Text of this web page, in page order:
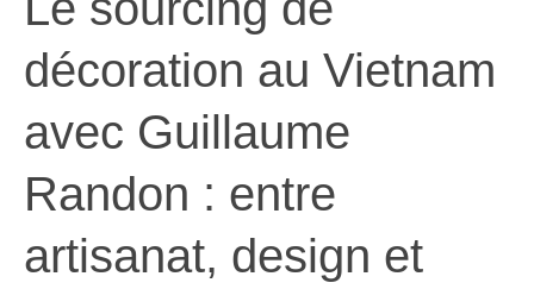
décoration au Vietnam
avec Guillaume
Randon : entre
artisanat, design et